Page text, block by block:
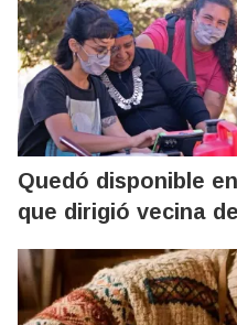
Quedó disponible
que dirigió vecina